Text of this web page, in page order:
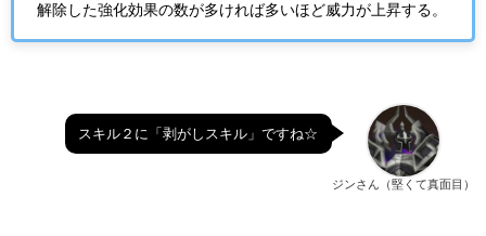
解除した強化効果の数が多ければ多いほど威力が上昇する。
ジンさん（堅くて真面目）
スキル２に「剥がしスキル」ですね☆